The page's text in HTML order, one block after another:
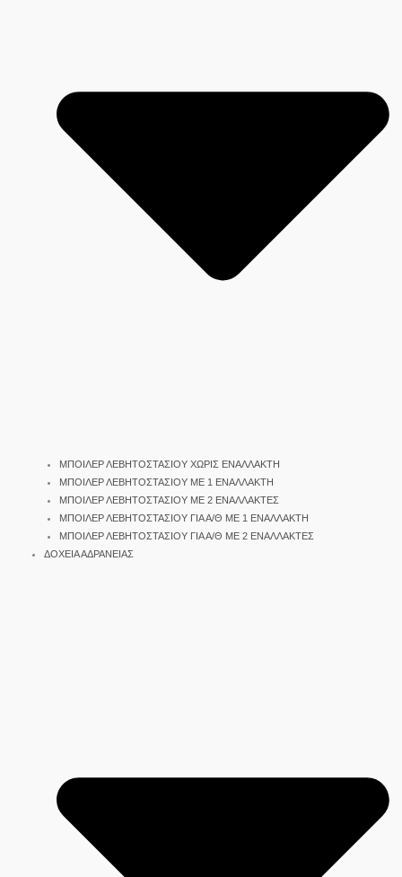
ΜΠΟΙΛΕΡ ΛΕΒΗΤΟΣΤΑΣΙΟΥ ΧΩΡΙΣ ΕΝΑΛΛΑΚΤΗ
ΜΠΟΙΛΕΡ ΛΕΒΗΤΟΣΤΑΣΙΟΥ ΜΕ 1 ΕΝΑΛΛΑΚΤΗ
ΜΠΟΙΛΕΡ ΛΕΒΗΤΟΣΤΑΣΙΟΥ ΜΕ 2 ΕΝΑΛΛΑΚΤΕΣ
ΜΠΟΙΛΕΡ ΛΕΒΗΤΟΣΤΑΣΙΟΥ ΓΙΑ Α/Θ ΜΕ 1 ΕΝΑΛΛΑΚΤΗ
ΜΠΟΙΛΕΡ ΛΕΒΗΤΟΣΤΑΣΙΟΥ ΓΙΑ Α/Θ ΜΕ 2 ΕΝΑΛΛΑΚΤΕΣ
ΔΟΧΕΙΑ ΑΔΡΑΝΕΙΑΣ